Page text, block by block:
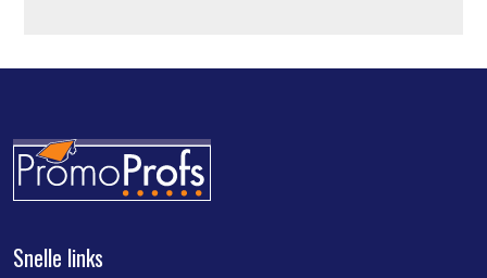
Snelle links